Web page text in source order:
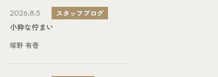
2026.8.5 スタッフブログ
小粋な佇まい
塚野 有香